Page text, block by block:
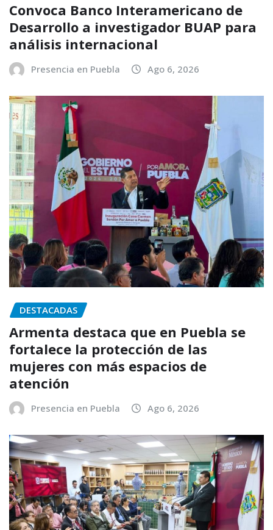
Convoca Banco Interamericano de
Desarrollo a investigador BUAP para
análisis internacional
Presencia en Puebla Ago 6, 2026
DESTACADAS
Armenta destaca que en Puebla se
fortalece la protección de las
mujeres con más espacios de
atención
Presencia en Puebla Ago 6, 2026